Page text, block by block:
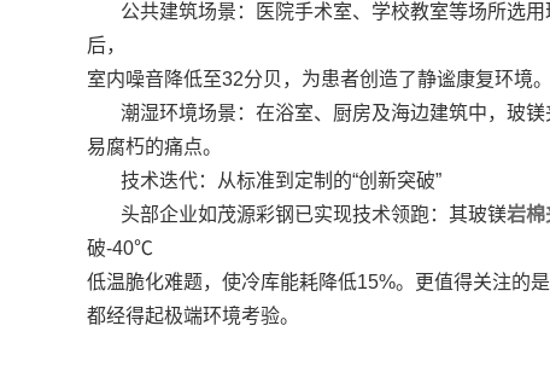
公共建筑场景：医院手术室、学校教室等场所选
后，
室内噪音降低至32分贝，为患者创造了静谧康复环境。
潮湿环境场景：在浴室、厨房及海边建筑中，玻
易腐朽的痛点。
技术迭代：从标准到定制的“创新突破”
头部企业如茂源彩钢已实现技术领跑：其玻镁岩棉
破-40℃
低温脆化难题，使冷库能耗降低15%。更值得关注的
都经得起极端环境考验。